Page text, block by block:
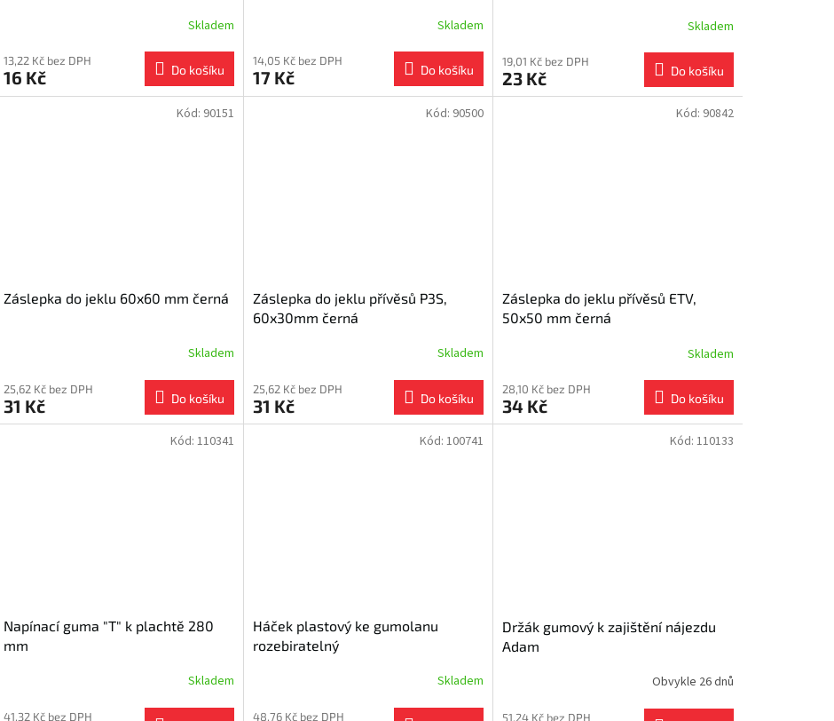
Skladem
13,22 Kč bez DPH
16 Kč Do košíku
Skladem
14,05 Kč bez DPH
17 Kč Do košíku
Skladem
19,01 Kč bez DPH
23 Kč Do košíku
Záslepka do jeklu 60x60 mm černá
Skladem
25,62 Kč bez DPH
31 Kč Do košíku
Kód: 90151
Záslepka do jeklu přívěsů P3S,
60x30mm černá
Skladem
25,62 Kč bez DPH
31 Kč Do košíku
Kód: 90500
Záslepka do jeklu přívěsů ETV,
50x50 mm černá
Skladem
28,10 Kč bez DPH
34 Kč Do košíku
Kód: 90842
Napínací guma "T" k plachtě 280
mm
Skladem
41,32 Kč bez DPH
Kód: 110341
Háček plastový ke gumolanu
rozebiratelný
Skladem
48,76 Kč bez DPH
Kód: 100741
Držák gumový k zajištění nájezdu
Adam
Obvykle 26 dnů
51,24 Kč bez DPH
Kód: 110133